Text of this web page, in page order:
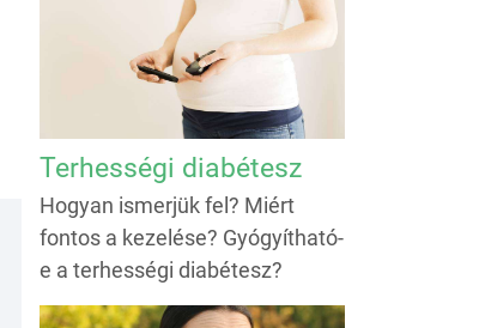
Terhességi diabétesz
Hogyan ismerjük fel? Miért
fontos a kezelése? Gyógyítható-
e a terhességi diabétesz?